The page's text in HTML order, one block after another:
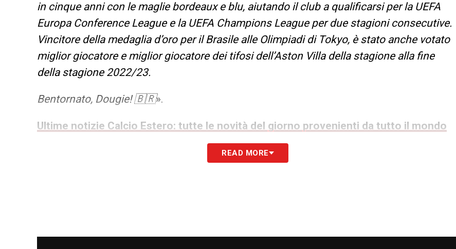
in cinque anni con le maglie bordeaux e blu, aiutando il club a qualificarsi per la UEFA
Europa Conference League e la UEFA Champions League per due stagioni consecutive.
Vincitore della medaglia d’oro per il Brasile alle Olimpiadi di Tokyo, è stato anche votato
miglior giocatore e miglior giocatore dei tifosi dell’Aston Villa della stagione alla fine
della stagione 2022/23.
Bentornato, Dougie! 🇧🇷».
Ultime notizie Calcio Estero: tutte le novità del giorno provenienti da tutto il mondo
READ MORE